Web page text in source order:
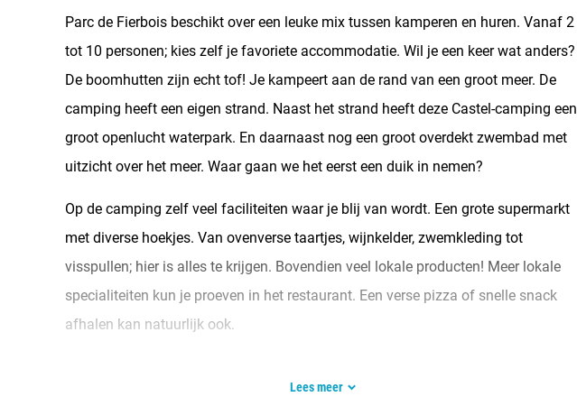
Parc de Fierbois beschikt over een leuke mix tussen kamperen en huren. Vanaf 2
tot 10 personen; kies zelf je favoriete accommodatie. Wil je een keer wat anders?
De boomhutten zijn echt tof! Je kampeert aan de rand van een groot meer. De
camping heeft een eigen strand. Naast het strand heeft deze Castel-camping een
groot openlucht waterpark. En daarnaast nog een groot overdekt zwembad met
uitzicht over het meer. Waar gaan we het eerst een duik in nemen?
Op de camping zelf veel faciliteiten waar je blij van wordt. Een grote supermarkt
met diverse hoekjes. Van ovenverse taartjes, wijnkelder, zwemkleding tot
visspullen; hier is alles te krijgen. Bovendien veel lokale producten! Meer lokale
specialiteiten kun je proeven in het restaurant. Een verse pizza of snelle snack
afhalen kan natuurlijk ook.
baguette? Daarna kun je je aansluiten bij de miniclub of met je nieuwe
Lees meer